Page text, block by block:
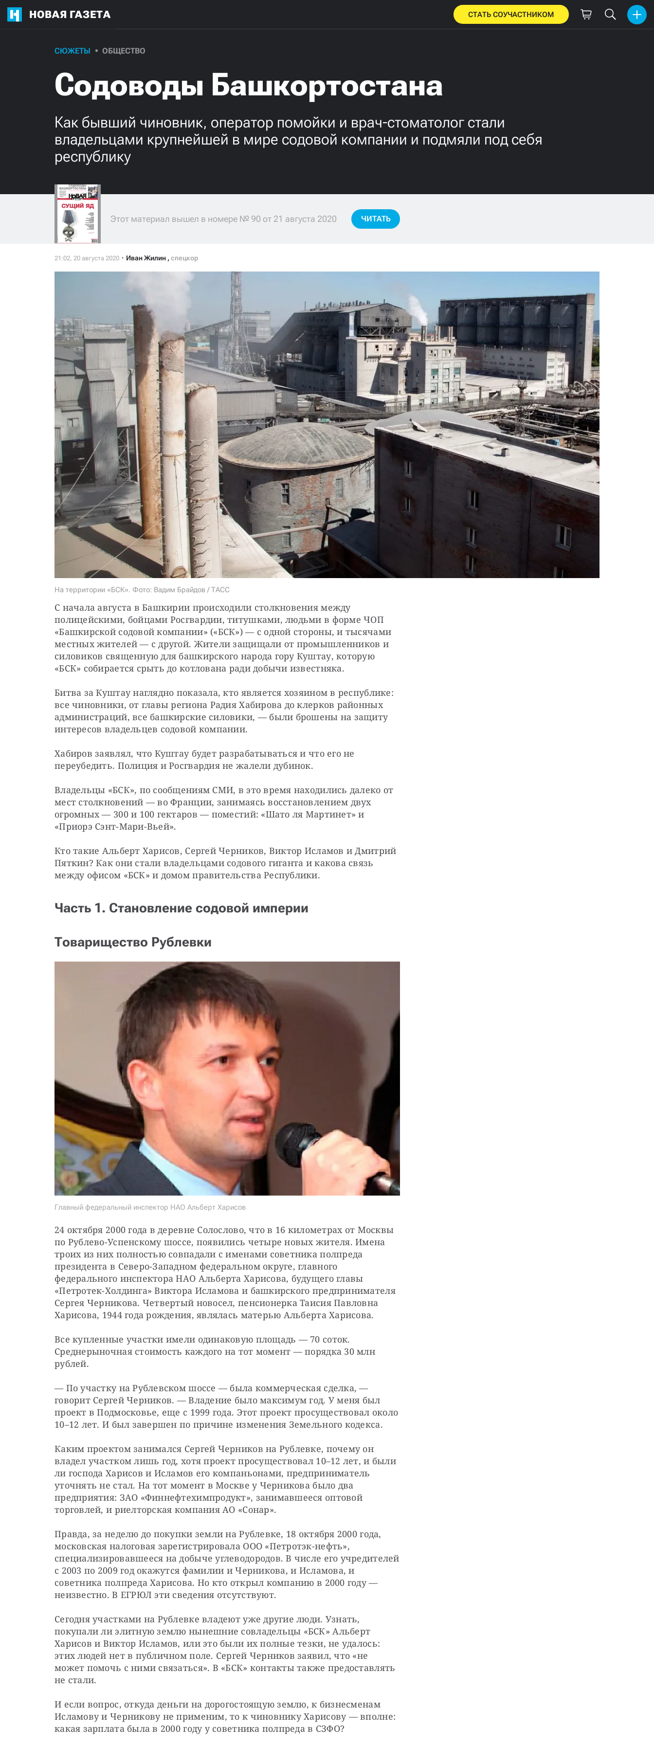
НОВАЯ ГАЗЕТА СТАТЬ СОУЧАСТНИКОМ
СЮЖЕТЫ ОБЩЕСТВО
Содоводы Башкортостана
Как бывший чиновник, оператор помойки и врач-стоматолог стали
владельцами крупнейшей в мире содовой компании и подмяли под себя
республику
Этот материал вышел в номере № 90 от 21 августа 2020 ЧИТАТЬ
Иван Жилин , спецкор
На территории «БСК». Фото: Вадим Брайдов / ТАСС
С начала августа в Башкирии происходили столкновения между
полицейскими, бойцами Росгвардии, титушками, людьми в форме ЧОП
«Башкирской содовой компании» («БСК») — с одной стороны, и тысячами
местных жителей — с другой. Жители защищали от промышленников и
силовиков священную для башкирского народа гору Куштау, которую
«БСК» собирается срыть до котлована ради добычи известняка.
Битва за Куштау наглядно показала, кто является хозяином в республике:
все чиновники, от главы региона Радия Хабирова до клерков районных
администраций, все башкирские силовики, — были брошены на защиту
интересов владельцев содовой компании.
Хабиров заявлял, что Куштау будет разрабатываться и что его не
переубедить. Полиция и Росгвардия не жалели дубинок.
Владельцы «БСК», по сообщениям СМИ, в это время находились далеко от
мест столкновений — во Франции, занимаясь восстановлением двух
огромных — 300 и 100 гектаров — поместий: «Шато ля Мартинет» и
«Приорэ Сэнт-Мари-Вьей».
Кто такие Альберт Харисов, Сергей Черников, Виктор Исламов и Дмитрий
Пяткин? Как они стали владельцами содового гиганта и какова связь
между офисом «БСК» и домом правительства Республики.
Часть 1. Становление содовой империи
Товарищество Рублевки
Главный федеральный инспектор НАО Альберт Харисов
24 октября 2000 года в деревне Солослово, что в 16 километрах от Москвы
по Рублево-Успенскому шоссе, появились четыре новых жителя. Имена
троих из них полностью совпадали с именами советника полпреда
президента в Северо-Западном федеральном округе, главного
федерального инспектора НАО Альберта Харисова, будущего главы
«Петротек-Холдинга» Виктора Исламова и башкирского предпринимателя
Сергея Черникова. Четвертый новосел, пенсионерка Таисия Павловна
Харисова, 1944 года рождения, являлась матерью Альберта Харисова.
Все купленные участки имели одинаковую площадь — 70 соток.
Среднерыночная стоимость каждого на тот момент — порядка 30 млн
рублей.
— По участку на Рублевском шоссе — была коммерческая сделка, —
говорит Сергей Черников. — Владение было максимум год. У меня был
проект в Подмосковье, еще с 1999 года. Этот проект просуществовал около
10–12 лет. И был завершен по причине изменения Земельного кодекса.
Каким проектом занимался Сергей Черников на Рублевке, почему он
владел участком лишь год, хотя проект просуществовал 10–12 лет, и были
ли господа Харисов и Исламов его компаньонами, предприниматель
уточнять не стал. На тот момент в Москве у Черникова было два
предприятия: ЗАО «Финнефтехимпродукт», занимавшееся оптовой
торговлей, и риелторская компания АО «Сонар».
Правда, за неделю до покупки земли на Рублевке, 18 октября 2000 года,
московская налоговая зарегистрировала ООО «Петротэк-нефть»,
специализировавшееся на добыче углеводородов. В числе его учредителей
с 2003 по 2009 год окажутся фамилии и Черникова, и Исламова, и
советника полпреда Харисова. Но кто открыл компанию в 2000 году —
неизвестно. В ЕГРЮЛ эти сведения отсутствуют.
Сегодня участками на Рублевке владеют уже другие люди. Узнать,
покупали ли элитную землю нынешние совладельцы «БСК» Альберт
Харисов и Виктор Исламов, или это были их полные тезки, не удалось:
этих людей нет в публичном поле. Сергей Черников заявил, что «не
может помочь с ними связаться». В «БСК» контакты также предоставлять
не стали.
И если вопрос, откуда деньги на дорогостоящую землю, к бизнесменам
Исламову и Черникову не применим, то к чиновнику Харисову — вполне:
какая зарплата была в 2000 году у советника полпреда в СЗФО?